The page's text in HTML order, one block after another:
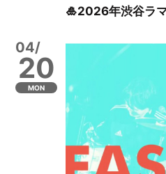
🎍2026年渋谷ラ
04/
20
MON